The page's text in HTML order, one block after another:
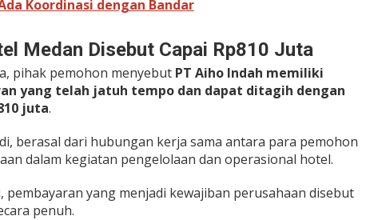
Koordinasi dengan Bandar
Medan Disebut Capai Rp810 Juta
pihak pemohon menyebut PT Aiho Indah memiliki
yang telah jatuh tempo dan dapat ditagih dengan
juta.
berasal dari hubungan kerja sama antara para pemohon
dalam kegiatan pengelolaan dan operasional hotel.
pembayaran yang menjadi kewajiban perusahaan disebut
penuh.